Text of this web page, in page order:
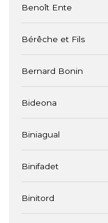
Benoît Ente
Bérêche et Fils
Bernard Bonin
Bideona
Biniagual
Binifadet
Binitord